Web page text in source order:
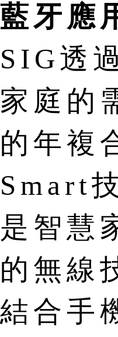
藍牙應
SIG透
家庭的
的年複
Smart
是智慧
的無線
結合手